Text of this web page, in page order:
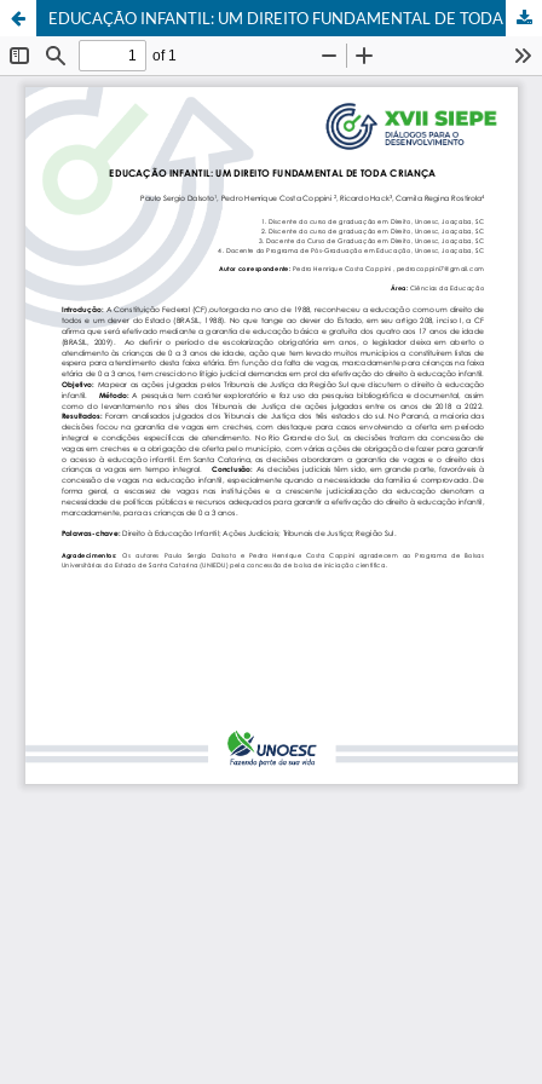
EDUCAÇÃO INFANTIL: UM DIREITO FUNDAMENTAL DE TODA CRIANÇA